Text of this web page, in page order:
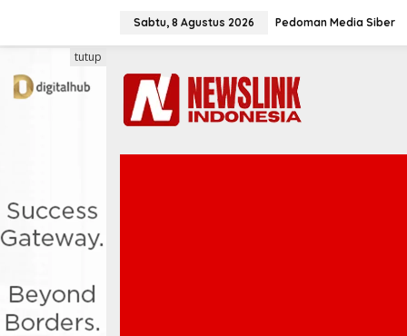
Sabtu, 8 Agustus 2026 Pedoman Media Siber
tutup